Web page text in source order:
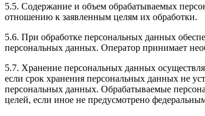
5.5. Содержание и объем обрабатываемых
отношению к заявленным целям их обработки.
5.6. При обработке персональных данных
персональных данных. Оператор принимает
5.7. Хранение персональных данных
если срок хранения персональных данных не
персональных данных. Обрабатываемые
целей, если иное не предусмотрено